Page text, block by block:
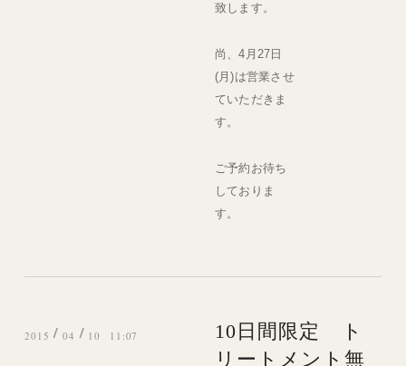
致します。
尚、4月27日
(月)は営業させ
ていただきま
す。
ご予約お待ち
しておりま
す。
2015 /04 / 10 11:07
10日間限定 ト
リートメント無